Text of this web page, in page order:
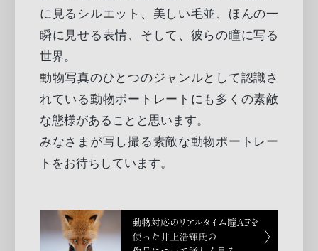
に見るシルエット、美しい毛並、ほんの一
瞬に見せる表情、そして、彼らの瞳に写る
世界。
動物写真のひとつのジャンルとして認識さ
れている動物ポートレートにも多くの素敵
な態様があることと思います。
みなさまが写し撮る素敵な動物ポートレー
トをお待ちしています。